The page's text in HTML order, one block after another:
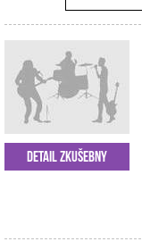
Detail zkušebny